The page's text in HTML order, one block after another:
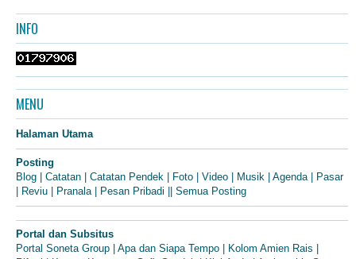
INFO
MENU
Halaman Utama
Posting
Blog
Catatan Catatan Pendek Foto Video Musik Agenda|
Pasar
Reviu Pranala| Pesan Pribadi Semua Posting
Portal dan Subsitus
Portal Soneta Group
Apa dan Siapa Tempo Kolom Amien Rais